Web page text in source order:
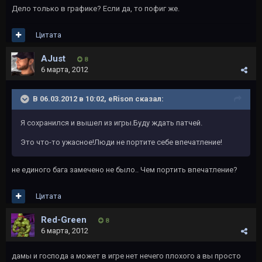
Дело только в графике? Если да, то пофиг же.
Цитата
AJust 8
6 марта, 2012
В 06.03.2012 в 10:02, eRison сказал:
Я сохранился и вышел из игры.Буду ждать патчей.
Это что-то ужасное!Люди не портите себе впечатление!
не единого бага замечено не было.. Чем портить впечатление?
Цитата
Red-Green 8
6 марта, 2012
дамы и господа а может в игре нет нечего плохого а вы просто